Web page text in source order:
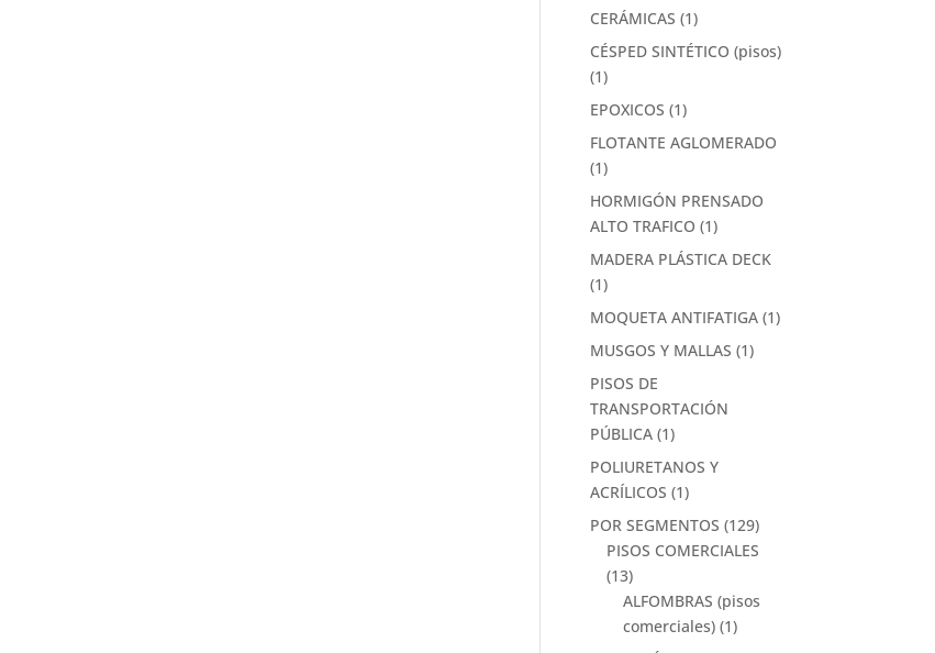
CERÁMICAS (1)
CÉSPED SINTÉTICO (pisos)
(1)
EPOXICOS (1)
FLOTANTE AGLOMERADO
(1)
HORMIGÓN PRENSADO
ALTO TRAFICO (1)
MADERA PLÁSTICA DECK
(1)
MOQUETA ANTIFATIGA (1)
MUSGOS Y MALLAS (1)
PISOS DE
TRANSPORTACIÓN
PÚBLICA (1)
POLIURETANOS Y
ACRÍLICOS (1)
POR SEGMENTOS (129)
PISOS COMERCIALES
(13)
ALFOMBRAS (pisos
comerciales) (1)